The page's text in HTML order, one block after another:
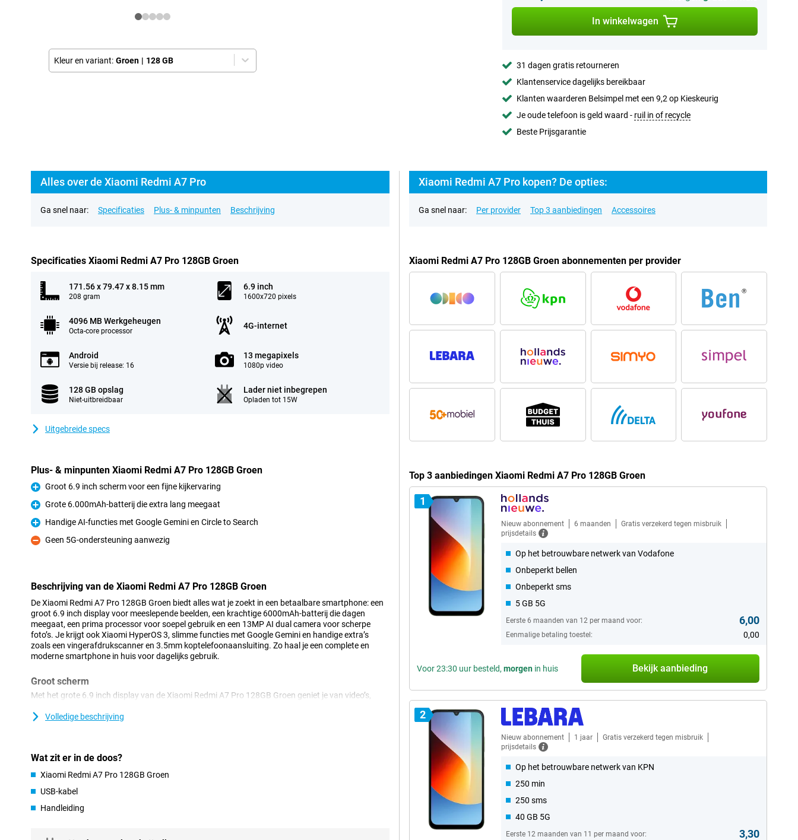
Kleur en variant: Groen | 128 GB
In winkelwagen
31 dagen gratis retourneren
Klantenservice dagelijks bereikbaar
Klanten waarderen Belsimpel met een 9,2 op Kieskeurig
Je oude telefoon is geld waard - ruil in of recycle
Beste Prijsgarantie
Alles over de Xiaomi Redmi A7 Pro
Ga snel naar: Specificaties Plus- & minpunten Beschrijving
Specificaties Xiaomi Redmi A7 Pro 128GB Groen
171.56 x 79.47 x 8.15 mm
208 gram
6.9 inch
1600x720 pixels
4096 MB Werkgeheugen
Octa-core processor
4G-internet
Android
Versie bij release: 16
13 megapixels
1080p video
128 GB opslag
Niet-uitbreidbaar
Lader niet inbegrepen
Opladen tot 15W
Uitgebreide specs
Plus- & minpunten Xiaomi Redmi A7 Pro 128GB Groen
Pluspunt
Groot 6.9 inch scherm voor een fijne kijkervaring
Pluspunt
Grote 6.000mAh-batterij die extra lang meegaat
Pluspunt
Handige AI-functies met Google Gemini en Circle to Search
Minpunt
Geen 5G-ondersteuning aanwezig
Beschrijving van de Xiaomi Redmi A7 Pro 128GB Groen
De Xiaomi Redmi A7 Pro 128GB Groen biedt alles wat je zoekt in een betaalbare smartphone: een
groot 6.9 inch display voor meeslepende beelden, een krachtige 6000mAh-batterij die dagen
meegaat, een prima processor voor soepel gebruik en een 13MP AI dual camera voor scherpe
foto’s. Je krijgt ook Xiaomi HyperOS 3, slimme functies met Google Gemini en handige extra’s
zoals een vingerafdrukscanner en 3.5mm koptelefoonaansluiting. Zo haal je een complete en
moderne smartphone in huis voor dagelijks gebruik.
Groot scherm
Met het grote 6.9 inch display van de Xiaomi Redmi A7 Pro 128GB Groen geniet je van video’s,
blijven goed zichtbaar. Dankzij de slimme Wet Touch Technology 2.0 bedien je het scherm ook met
Krachtige batterij
De grote 6.000mAh-batterij zorgt ervoor dat je je Xiaomi Redmi A7 Pro niet constant hoeft op te
laden. Je gebruikt je smartphone moeiteloos tot wel 56 uur bij normaal gebruik. Je kan hierbij 49
Bovendien blijft de batterij langdurig betrouwbaar met tot wel 1000 laadcycli. Zo hoef je minder
Volledige beschrijving
Wat zit er in de doos?
Xiaomi Redmi A7 Pro 128GB Groen
USB-kabel
Handleiding
Xiaomi Redmi A7 Pro kopen? De opties:
Ga snel naar: Per provider Top 3 aanbiedingen Accessoires
Xiaomi Redmi A7 Pro 128GB Groen abonnementen per provider
Top 3 aanbiedingen Xiaomi Redmi A7 Pro 128GB Groen
1
Nieuw abonnement 6 maanden
Gratis verzekerd tegen misbruik
prijsdetails
Op het betrouwbare netwerk van Vodafone
Onbeperkt bellen
Onbeperkt sms
5 GB 5G
Eerste 6 maanden van 12 per maand voor: 6,00
Eenmalige betaling toestel: 0,00
Voor 23:30 uur besteld, morgen in huis Bekijk aanbieding
2
Nieuw abonnement 1 jaar
Gratis verzekerd tegen misbruik
prijsdetails
Op het betrouwbare netwerk van KPN
250 min
250 sms
40 GB 5G
Eerste 12 maanden van 11 per maand voor: 3,30